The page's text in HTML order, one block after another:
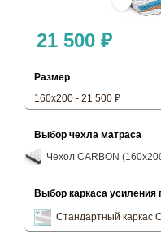
Размер
160х200 - 21 500 ₽
21 500 ₽
Выбор чехла матраса
Чехол CARBON
Выбор каркаса усиления
Стандартный каркас